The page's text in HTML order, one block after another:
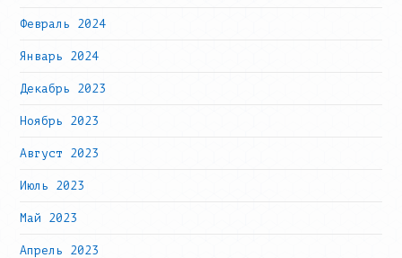
Февраль 2024
Январь 2024
Декабрь 2023
Ноябрь 2023
Август 2023
Июль 2023
Май 2023
Апрель 2023